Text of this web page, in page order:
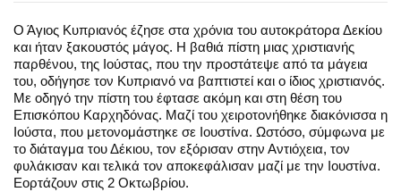
Ο Άγιος Κυπριανός έζησε στα χρόνια του αυτοκράτορα Δεκίου
και ήταν ξακουστός μάγος. Η βαθιά πίστη μιας χριστιανής
παρθένου, της Ιούστας, που την προστάτεψε από τα μάγεια
του, οδήγησε τον Κυπριανό να βαπτιστεί και ο ίδιος χριστιανός.
Με οδηγό την πίστη του έφτασε ακόμη και στη θέση του
Επισκόπου Καρχηδόνας. Μαζί του χειροτονήθηκε διακόνισσα η
Ιούστα, που μετονομάστηκε σε Ιουστίνα. Ωστόσο, σύμφωνα με
το διάταγμα του Δέκιου, τον εξόρισαν στην Αντιόχεια, τον
φυλάκισαν και τελικά τον αποκεφάλισαν μαζί με την Ιουστίνα.
Εορτάζουν στις 2 Οκτωβρίου.